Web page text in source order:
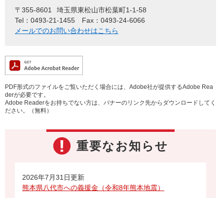
〒355-8601
埼玉県東松山市松葉町1-1-58
Tel：0493-21-1455
Fax：0493-24-6066
メールでのお問い合わせはこちら
PDF形式のファイルをご覧いただく場合には、Adobe社が提供するAdobe Rea
derが必要です。
Adobe Readerをお持ちでない方は、バナーのリンク先からダウンロードしてく
ださい。（無料）
重要なお知らせ
2026年7月31日更新
熊本県八代市への義援金（令和8年熊本地震）